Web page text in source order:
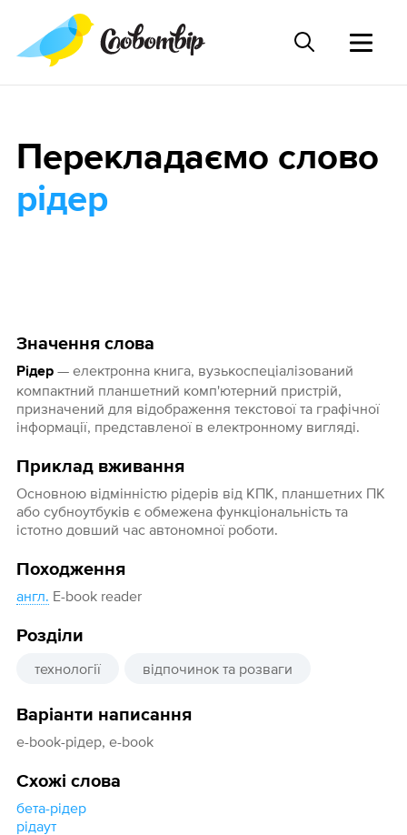
Значення слова
Рідер— електронна книга, вузькоспеціалізований
компактний планшетний комп'ютерний пристрій,
призначений для відображення текстової та графічної
інформації, представленої в електронному вигляді.
Приклад вживання
Основною відмінністю рідерів від КПК, планшетних ПК
або субноутбуків є обмежена функціональність та
істотно довший час автономної роботи.
Походження
англ. E-book reader
Розділи
технології відпочинок та розваги
Варіанти написання
e-book-рідер, e-book
Схожі слова
бета-рідер
рідаут
Перекладаємо слово
рідер